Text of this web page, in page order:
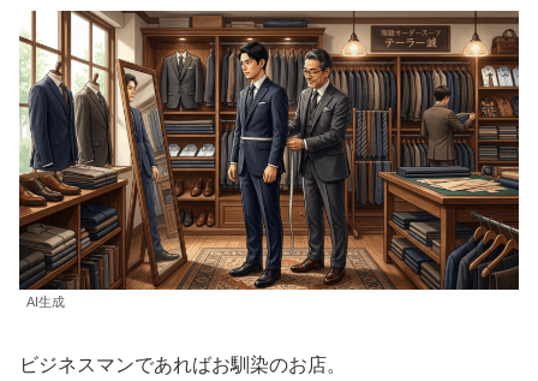
AI生成
ビジネスマンであればお馴染のお店。